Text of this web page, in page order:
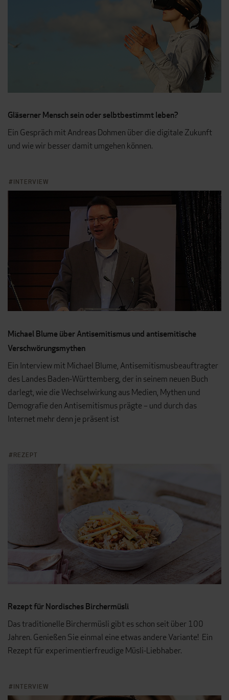
Gläserner Mensch sein oder selbtbestimmt leben?
Ein Gespräch mit Andreas Dohmen über die digitale Zukunft
und wie wir besser damit umgehen können.
INTERVIEW
Michael Blume über Antisemitismus und antisemitische
Verschwörungsmythen
Ein Interview mit Michael Blume, Antisemitismusbeauftragter
des Landes Baden-Württemberg, der in seinem neuen Buch
darlegt, wie die Wechselwirkung aus Medien, Mythen und
Demografie den Antisemitismus prägte – und durch das
Internet mehr denn je präsent ist
REZEPT
Rezept für Nordisches Birchermüsli
Das traditionelle Birchermüsli gibt es schon seit über 100
Jahren. Genießen Sie einmal eine etwas andere Variante! Ein
Rezept für experimentierfreudige Müsli-Liebhaber.
INTERVIEW